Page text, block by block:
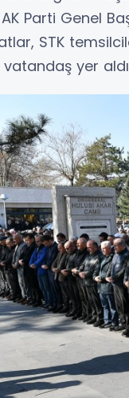
Parti Genel
STK
vatandaş yer